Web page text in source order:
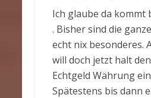
Ich glaube da kommt
. Bisher sind die
echt nix besonderes.
will doch jetzt halt
Echtgeld Währung
Spätestens bis dann